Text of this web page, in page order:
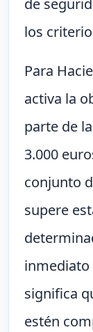
de
los
Para
activa la
parte de
3.000
conjunto
supere
inmediato
significa
estén